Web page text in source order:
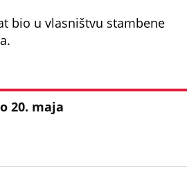
bio u vlasništvu stambene
20. maja